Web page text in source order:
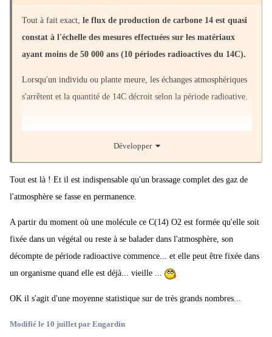
Tout à fait exact, le flux de production de carbone 14 est quasi
constat à l'échelle des mesures effectuées sur les matériaux
ayant moins de 50 000 ans (10 périodes radioactives du 14C).
Lorsqu'un individu ou plante meure, les échanges atmosphériques
s'arrêtent et la quantité de 14C décroit selon la période radioative.
Développer
Tout est là ! Et il est indispensable qu'un brassage complet des gaz de
l'atmosphère se fasse en permanence.
A partir du moment où une molécule ce C(14) O2 est formée qu'elle soit
fixée dans un végétal ou reste à se balader dans l'atmosphère, son
décompte de période radioactive commence... et elle peut être fixée dans
un organisme quand elle est déjà... vieille ...
OK il s'agit d'une moyenne statistique sur de très grands nombres...
Modifié le 10 juillet par Engardin